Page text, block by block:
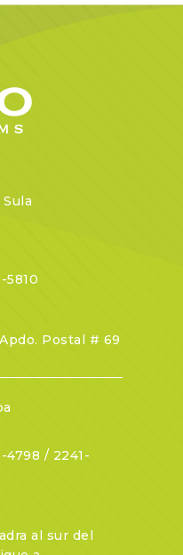
5810
Postal # 69
4798 / 2241-
al sur del